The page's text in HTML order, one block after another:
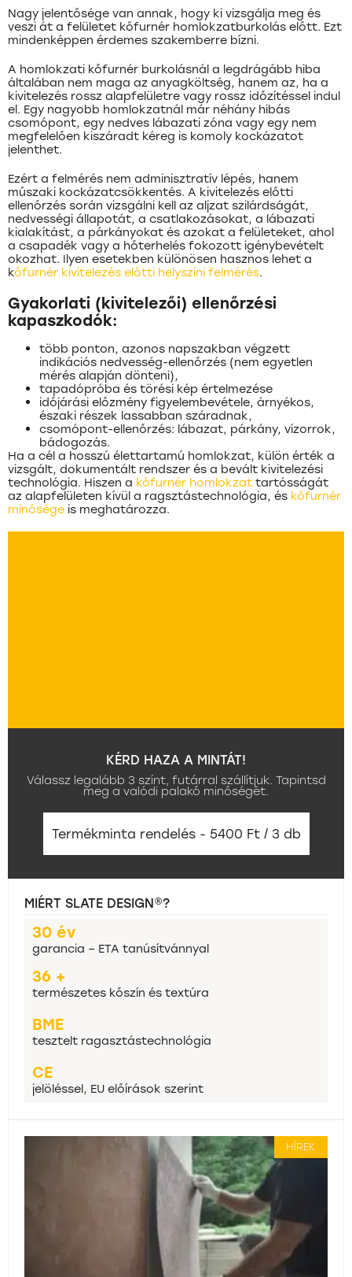
Nagy jelentősége van annak, hogy ki vizsgálja meg és
veszi át a felületet kőfurnér homlokzatburkolás előtt. Ezt
mindenképpen érdemes szakemberre bízni.
A homlokzati kőfurnér burkolásnál a legdrágább hiba
általában nem maga az anyagköltség, hanem az, ha a
kivitelezés rossz alapfelületre vagy rossz időzítéssel indul
el. Egy nagyobb homlokzatnál már néhány hibás
csomópont, egy nedves lábazati zóna vagy egy nem
megfelelően kiszáradt kéreg is komoly kockázatot
jelenthet.
Ezért a felmérés nem adminisztratív lépés, hanem
műszaki kockázatcsökkentés. A kivitelezés előtti
ellenőrzés során vizsgálni kell az aljzat szilárdságát,
nedvességi állapotát, a csatlakozásokat, a lábazati
kialakítást, a párkányokat és azokat a felületeket, ahol
a csapadék vagy a hőterhelés fokozott igénybevételt
okozhat. Ilyen esetekben különösen hasznos lehet a
kőfurnér kivitelezés előtti helyszíni felmérés.
Gyakorlati (kivitelezői) ellenőrzési
kapaszkodók:
több ponton, azonos napszakban végzett
indikációs nedvesség-ellenőrzés (nem egyetlen
mérés alapján dönteni),
tapadópróba és törési kép értelmezése
időjárási előzmény figyelembevétele, árnyékos,
északi részek lassabban száradnak,
csomópont-ellenőrzés: lábazat, párkány, vízorrok,
bádogozás.
Ha a cél a hosszú élettartamú homlokzat, külön érték a
vizsgált, dokumentált rendszer és a bevált kivitelezési
technológia. Hiszen a kőfurnér homlokzat tartósságát
az alapfelületen kívül a ragsztástechnológia, és kőfurnér
minősége is meghatározza.
KÉRD HAZA A MINTÁT!
Válassz legalább 3 színt, futárral szállítjuk. Tapintsd
meg a valódi palakő minőségét.
Termékminta rendelés - 5400 Ft / 3 db
MIÉRT SLATE DESIGN®?
30 év
garancia – ETA tanúsítvánnyal
36 +
természetes kőszín és textúra
BME
tesztelt ragasztástechnológia
CE
jelöléssel, EU előírások szerint
HÍREK